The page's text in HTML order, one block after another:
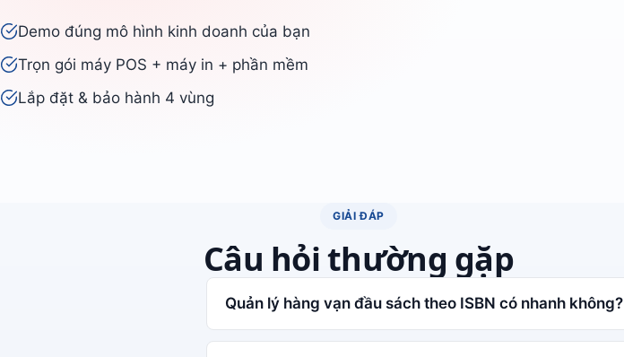
Demo đúng mô hình kinh doanh của bạn
Trọn gói máy POS + máy in + phần mềm
Lắp đặt & bảo hành 4 vùng
GIẢI ĐÁP
Câu hỏi thường gặp
Quản lý hàng vạn đầu sách theo ISBN có nhanh không?